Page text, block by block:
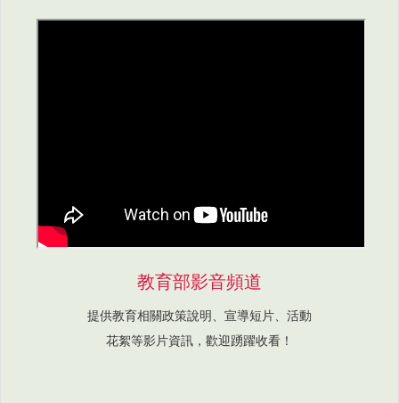
教育部影音頻道
提供教育相關政策說明、宣導短片、活動
花絮等影片資訊，歡迎踴躍收看！